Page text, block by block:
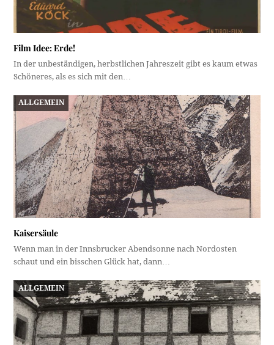
Film Idee: Erde!
In der unbeständigen, herbstlichen Jahreszeit gibt es kaum etwas
Schöneres, als es sich mit den…
ALLGEMEIN
Kaisersäule
Wenn man in der Innsbrucker Abendsonne nach Nordosten
schaut und ein bisschen Glück hat, dann…
ALLGEMEIN